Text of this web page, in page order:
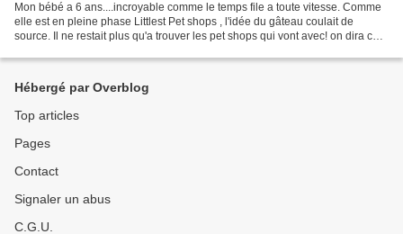
Mon bébé a 6 ans....incroyable comme le temps file a toute vitesse. Comme
elle est en pleine phase Littlest Pet shops , l'idée du gâteau coulait de
source. Il ne restait plus qu'a trouver les pet shops qui vont avec! on dira ce
Hébergé par Overblog
Top articles
Pages
Contact
Signaler un abus
C.G.U.